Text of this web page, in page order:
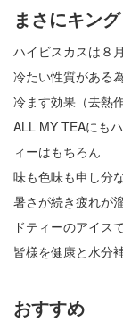
まさにキン
ハイビスカスは８
冷たい性質がある
冷ます効果（去熱
ALL MY TEAにも
ィーはもちろん
味も色味も申し分
暑さが続き疲れが
ドティーのアイス
皆様を健康と水分
おすすめ